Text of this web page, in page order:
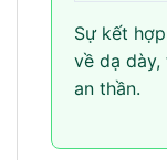
Sự kết
về dạ dày,
an thần.